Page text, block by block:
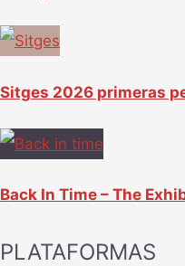
Sitges 2026 primeras
Back In Time – The
PLATAFORMAS